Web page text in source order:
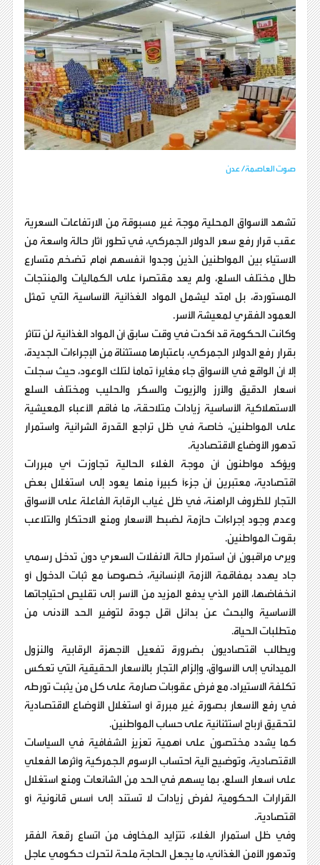
صوت العاصمة/ عدن
تشهد الأسواق المحلية موجة غير مسبوقة من الارتفاعات السعرية
عقب قرار رفع سعر الدولار الجمركي، في تطور أثار حالة واسعة من
الاستياء بين المواطنين الذين وجدوا أنفسهم أمام تضخم متسارع
طال مختلف السلع، ولم يعد مقتصراً على الكماليات والمنتجات
المستوردة، بل امتد ليشمل المواد الغذائية الأساسية التي تمثل
العمود الفقري لمعيشة الأسر.
وكانت الحكومة قد أكدت في وقت سابق أن المواد الغذائية لن تتأثر
بقرار رفع الدولار الجمركي، باعتبارها مستثناة من الإجراءات الجديدة،
إلا أن الواقع في الأسواق جاء مغايراً تماماً لتلك الوعود، حيث سجلت
أسعار الدقيق والأرز والزيوت والسكر والحليب ومختلف السلع
الاستهلاكية الأساسية زيادات متلاحقة، ما فاقم الأعباء المعيشية
على المواطنين، خاصة في ظل تراجع القدرة الشرائية واستمرار
تدهور الأوضاع الاقتصادية.
ويؤكد مواطنون أن موجة الغلاء الحالية تجاوزت أي مبررات
اقتصادية، معتبرين أن جزءاً كبيراً منها يعود إلى استغلال بعض
التجار للظروف الراهنة، في ظل غياب الرقابة الفاعلة على الأسواق
وعدم وجود إجراءات حازمة لضبط الأسعار ومنع الاحتكار والتلاعب
بقوت المواطنين.
ويرى مراقبون أن استمرار حالة الانفلات السعري دون تدخل رسمي
جاد يهدد بمفاقمة الأزمة الإنسانية، خصوصاً مع ثبات الدخول أو
انخفاضها، الأمر الذي يدفع المزيد من الأسر إلى تقليص احتياجاتها
الأساسية والبحث عن بدائل أقل جودة لتوفير الحد الأدنى من
متطلبات الحياة.
ويطالب اقتصاديون بضرورة تفعيل الأجهزة الرقابية والنزول
الميداني إلى الأسواق، وإلزام التجار بالأسعار الحقيقية التي تعكس
تكلفة الاستيراد، مع فرض عقوبات صارمة على كل من يثبت تورطه
في رفع الأسعار بصورة غير مبررة أو استغلال الأوضاع الاقتصادية
لتحقيق أرباح استثنائية على حساب المواطنين.
كما يشدد مختصون على أهمية تعزيز الشفافية في السياسات
الاقتصادية، وتوضيح آلية احتساب الرسوم الجمركية وأثرها الفعلي
على أسعار السلع، بما يسهم في الحد من الشائعات ومنع استغلال
القرارات الحكومية لفرض زيادات لا تستند إلى أسس قانونية أو
اقتصادية.
وفي ظل استمرار الغلاء، تتزايد المخاوف من اتساع رقعة الفقر
وتدهور الأمن الغذائي، ما يجعل الحاجة ملحة لتحرك حكومي عاجل